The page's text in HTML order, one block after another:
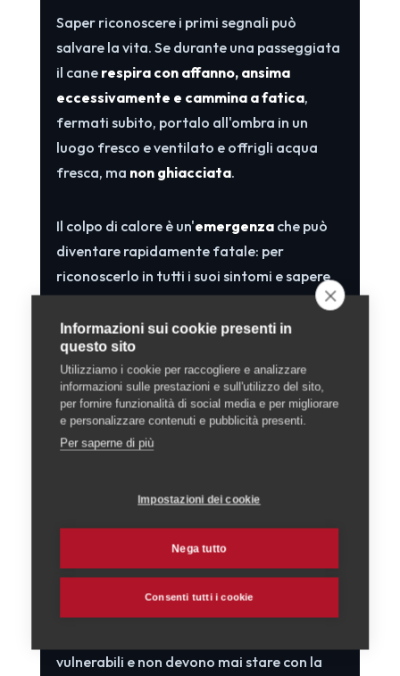
Saper riconoscere i primi segnali può
salvare la vita. Se durante una passeggiata
il cane respira con affanno, ansima
eccessivamente e cammina a fatica,
fermati subito, portalo all'ombra in un
luogo fresco e ventilato e offrigli acqua
fresca, ma non ghiacciata.
Il colpo di calore è un'emergenzache può
diventare rapidamente fatale: per
riconoscerlo in tutti i suoi sintomi e sapere
esattamente come intervenire in attesa del
veterinario, consulta la nostra guida
dettagliata sul
7. Gatti, piccoli animali e
l'auto
tendono a cercare istintivamente gli angoli
vulnerabili e non devono mai stare con la
Informazioni sui cookie presenti in
questo sito
Utilizziamo i cookie per raccogliere e analizzare
informazioni sulle prestazioni e sull'utilizzo del sito,
per fornire funzionalità di social media e per migliorare
e personalizzare contenuti e pubblicità presenti.
Per saperne di più
Impostazioni dei cookie
Nega tutto
Consenti tutti i cookie